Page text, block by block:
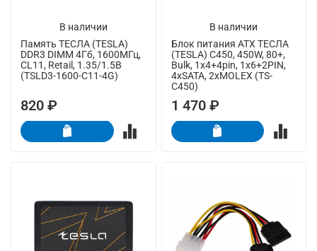
В наличии
Память ТЕСЛА (TESLA)
DDR3 DIMM 4Гб, 1600МГц,
CL11, Retail, 1.35/1.5В
(TSLD3-1600-C11-4G)
820 ₽
В наличии
Блок питания ATX ТЕСЛА
(TESLA) C450, 450W, 80+,
Bulk, 1x4+4pin, 1x6+2PIN,
4xSATA, 2xMOLEX (TS-
C450)
1 470 ₽